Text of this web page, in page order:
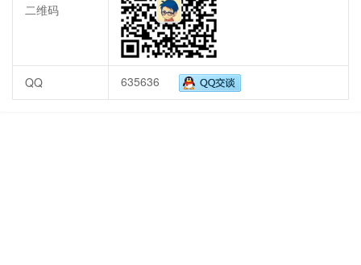
二维码
QQ 635636